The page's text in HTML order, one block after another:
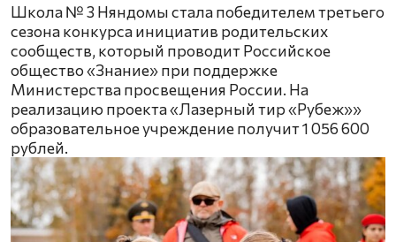
Школа № 3 Няндомы стала победителем третьего
сезона конкурса инициатив родительских
сообществ, который проводит Российское
общество «Знание» при поддержке
Министерства просвещения России. На
реализацию проекта «Лазерный тир «Рубеж»»
образовательное учреждение получит 1 056 600
рублей.